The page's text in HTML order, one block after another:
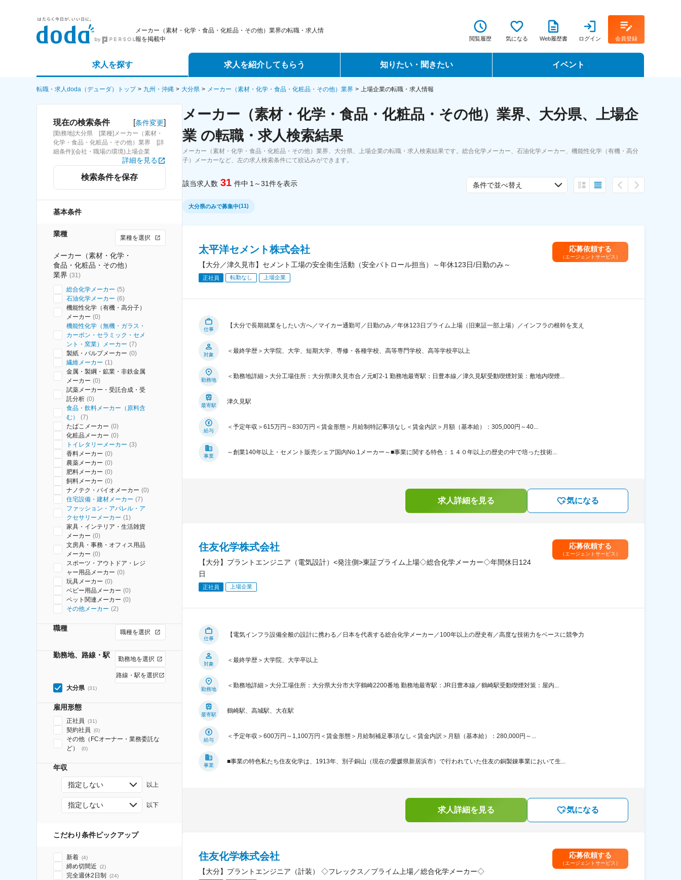
メーカー（素材・化学・食品・化粧品・その他）業界の転職・求人情
報を掲載中
閲覧履歴 気になる Web履歴書 ログイン 会員登録
求人を探す
詳細条件から探す
求人特集から探す
求人を紹介してもらう
エージェントサービス
スカウトサービス
パートナーエージェントサービス
知りたい・聞きたい
転職ノウハウ
データで見る転職
イベント
転職フェア
転職・求人doda（デューダ）トップ 九州・沖縄 大分県 メーカー（素材・化学・食品・化粧品・その他）業界 上場企業の転職・求人情報
現在の検索条件 [条件変更]
[勤務地]大分県 [業種]メーカー（素材・
化学・食品・化粧品・その他）業界 [詳
細条件](会社・職場の環境)上場企業
詳細を見る
検索条件を保存
基本条件
業種 業種を選択
メーカー（素材・化学・
食品・化粧品・その他）
業界 (31)
総合化学メーカー (5)
石油化学メーカー (6)
機能性化学（有機・高分子）
メーカー (0)
機能性化学（無機・ガラス・
カーボン・セラミック・セメ
ント・窯業）メーカー (7)
製紙・パルプメーカー (0)
繊維メーカー (1)
金属・製綱・鉱業・非鉄金属
メーカー (0)
試薬メーカー・受託合成・受
託分析 (0)
食品・飲料メーカー（原料含
む）
(7)
たばこメーカー (0)
化粧品メーカー (0)
トイレタリーメーカー (3)
香料メーカー (0)
農薬メーカー (0)
肥料メーカー (0)
飼料メーカー (0)
ナノテク・バイオメーカー (0)
住宅設備・建材メーカー (7)
ファッション・アパレル・ア
クセサリーメーカー (1)
家具・インテリア・生活雑貨
メーカー (0)
文房具・事務・オフィス用品
メーカー (0)
スポーツ・アウトドア・レジ
ャー用品メーカー (0)
玩具メーカー (0)
ベビー用品メーカー (0)
ペット関連メーカー (0)
その他メーカー (2)
職種 職種を選択
勤務地、路線・駅 勤務地を選択
路線・駅を選択
大分県 (31)
雇用形態
正社員 (31)
契約社員 (0)
その他（FCオーナー・業務委託な
ど）
(0)
年収
指定しない 以上
指定しない 以下
こだわり条件ピックアップ
新着 (4)
締め切間近 (2)
完全週休2日制 (24)
メーカー（素材・化学・食品・化粧品・その他）業界、大分県、上場企
業 の転職・求人検索結果
メーカー（素材・化学・食品・化粧品・その他）業界、大分県、上場企業の転職・求人検索結果です。総合化学メーカー、石油化学メーカー、機能性化学（有機・高分
子）メーカーなど、左の求人検索条件にて絞込みができます。
該当求人数 31 件中 1～31件を表示 条件で並べ替え
大分県のみで募集中(11)
太平洋セメント株式会社
【大分／津久見市】セメント工場の安全衛生活動（安全パトロール担当）～年休123日/日勤のみ～
正社員 転勤なし 上場企業
応募依頼する
（エージェントサービス）
仕事
【大分で長期就業をしたい方へ／マイカー通勤可／日勤のみ／年休123日プライム上場（旧東証一部上場）／インフラの根幹を支え
対象
＜最終学歴＞大学院、大学、短期大学、専修・各種学校、高等専門学校、高等学校卒以上
勤務地
＜勤務地詳細＞大分工場住所：大分県津久見市合ノ元町2-1 勤務地最寄駅：日豊本線／津久見駅受動喫煙対策：敷地内喫煙...
最寄駅
津久見駅
給与
＜予定年収＞615万円～830万円＜賃金形態＞月給制特記事項なし＜賃金内訳＞月額（基本給）：305,000円～40...
事業
～創業140年以上・セメント販売シェア国内No.1メーカー～■事業に関する特色：１４０年以上の歴史の中で培った技術...
求人詳細を見る 気になる
住友化学株式会社
【大分】プラントエンジニア（電気設計）<発注側>東証プライム上場◇総合化学メーカー◇年間休日124
日
正社員 上場企業
応募依頼する
（エージェントサービス）
仕事
【電気インフラ設備全般の設計に携わる／日本を代表する総合化学メーカー／100年以上の歴史有／高度な技術力をベースに競争力
対象
＜最終学歴＞大学院、大学卒以上
勤務地
＜勤務地詳細＞大分工場住所：大分県大分市大字鶴崎2200番地 勤務地最寄駅：JR日豊本線／鶴崎駅受動喫煙対策：屋内...
最寄駅
鶴崎駅、高城駅、大在駅
給与
＜予定年収＞600万円～1,100万円＜賃金形態＞月給制補足事項なし＜賃金内訳＞月額（基本給）：280,000円～...
事業
■事業の特色私たち住友化学は、1913年、別子銅山（現在の愛媛県新居浜市）で行われていた住友の銅製錬事業において生...
求人詳細を見る 気になる
住友化学株式会社
【大分】プラントエンジニア（計装） ◇フレックス／プライム上場／総合化学メーカー◇
応募依頼する
（エージェントサービス）